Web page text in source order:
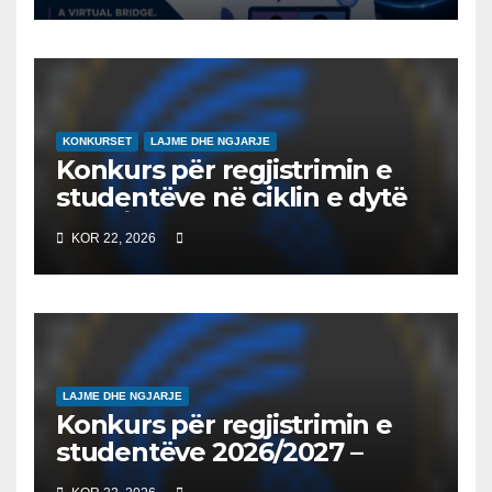
NDËRKOMBËTARE PËR
EDUKIMIN DIGJITAL DHE
QYTETARINË GLOBALE
KONKURSET LAJME DHE NGJARJE
Konkurs për regjistrimin e
studentëve në ciklin e dytë
2026/2027 – Конкурс за
запишување на студенти
на втор циклус студии за
2026/2027
KOR 22, 2026
LAJME DHE NGJARJE
Konkurs për regjistrimin e
studentëve 2026/2027 –
Конкурс за запишување на